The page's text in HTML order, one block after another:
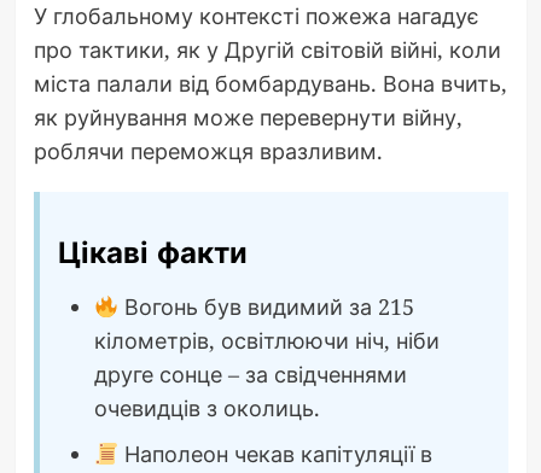
У глобальному контексті пожежа нагадує
про тактики, як у Другій світовій війні, коли
міста палали від бомбардувань. Вона вчить,
як руйнування може перевернути війну,
роблячи переможця вразливим.
Цікаві факти
Вогонь був видимий за 215
кілометрів, освітлюючи ніч, ніби
друге сонце – за свідченнями
очевидців з околиць.
Наполеон чекав капітуляції в